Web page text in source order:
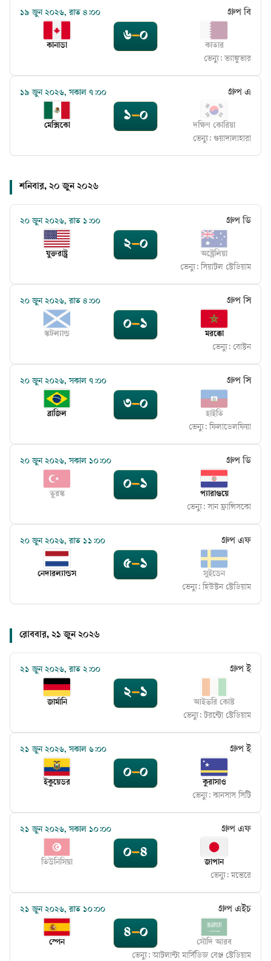
১৯ জুন ২০২৬, রাত ৪:০০ গ্রুপ বি
কানাডা
৬–০
কাতার
ভেন্যু:ভ্যাঙ্কুভার
১৯ জুন ২০২৬, সকাল ৭:০০ গ্রুপ এ
মেক্সিকো
১–০
দক্ষিণ কোরিয়া
ভেন্যু: গুয়াদালাহারা
শনিবার, ২০ জুন ২০২৬
২০ জুন ২০২৬, রাত ১:০০ গ্রুপ ডি
যুক্তরাষ্ট্র
২–০
অস্ট্রেলিয়া
ভেন্যু:সিয়াটল স্টেডিয়াম
২০ জুন ২০২৬, রাত ৪:০০ গ্রুপ সি
স্কটল্যান্ড
০–১
মরক্কো
ভেন্যু: বোস্টন
২০ জুন ২০২৬, সকাল ৭:০০ গ্রুপ সি
ব্রাজিল
৩–০
হাইতি
ভেন্যু:ফিলাডেলফিয়া
২০ জুন ২০২৬, সকাল ১০:০০ গ্রুপ ডি
তুরস্ক
০–১
প্যারাগুয়ে
ভেন্যু: সান ফ্রান্সিসকো
২০ জুন ২০২৬, রাত ১১:০০ গ্রুপ এফ
নেদারল্যান্ডস
৫–১
সুইডেন
ভেন্যু:হিউস্টন স্টেডিয়াম
রোববার, ২১ জুন ২০২৬
২১ জুন ২০২৬, রাত ২:০০ গ্রুপ ই
জার্মানি
২–১
আইভরি কোস্ট
ভেন্যু:টরন্টো স্টেডিয়াম
২১ জুন ২০২৬, সকাল ৬:০০ গ্রুপ ই
ইকুয়েডর
০–০
কুরাসাও
ভেন্যু:কানসাস সিটি
২১ জুন ২০২৬, সকাল ১০:০০ গ্রুপ এফ
তিউনিসিয়া
০–৪
জাপান
ভেন্যু: মন্তেরে
২১ জুন ২০২৬, রাত ১০:০০ গ্রুপ এইচ
স্পেন
৪–০
সৌদি আরব
ভেন্যু:আটলান্টা মার্সিডিজ বেঞ্জ স্টেডিয়াম